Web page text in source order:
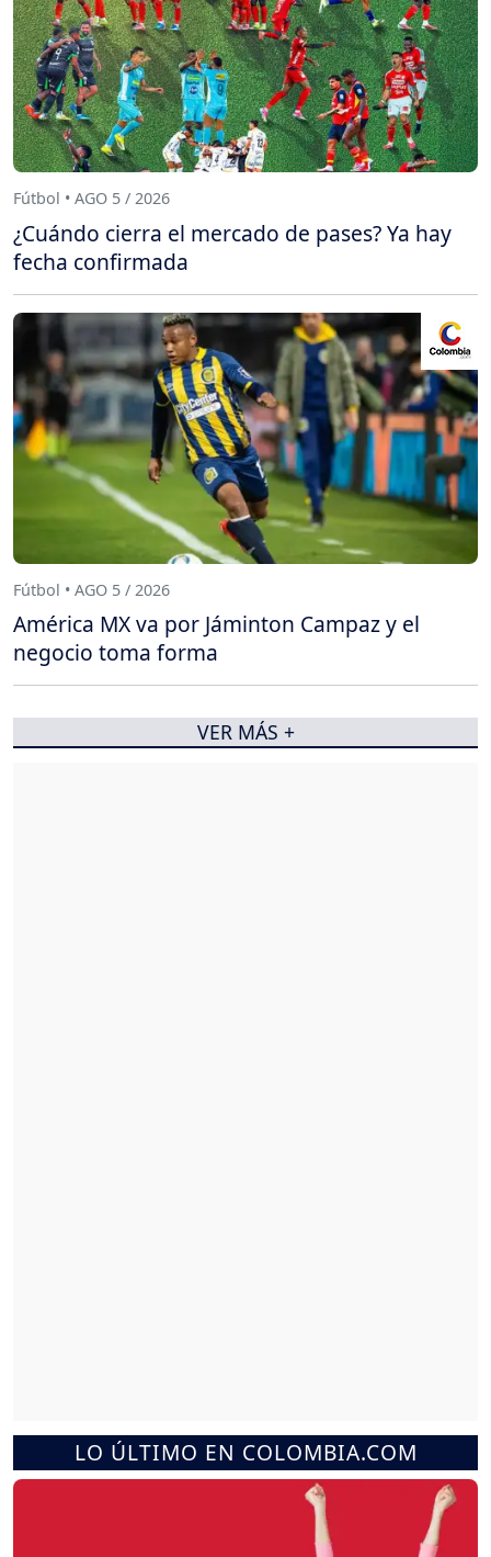
LO ÚLTIMO EN COLOMBIA.COM
Fútbol • AGO 5 / 2026
¿Cuándo cierra el mercado de pases? Ya hay
fecha confirmada
Fútbol • AGO 5 / 2026
América MX va por Jáminton Campaz y el
negocio toma forma
VER MÁS +